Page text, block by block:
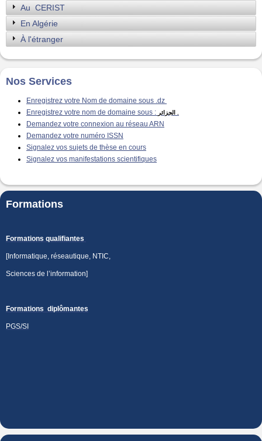
Au CERIST
En Algérie
À l'étranger
Nos Services
Enregistrez votre Nom de domaine sous .dz
Enregistrez votre nom de domaine sous : الجزائر
Demandez votre connexion au réseau ARN
Demandez votre numéro ISSN
Signalez vos sujets de thèse en cours
Signalez vos manifestations scientifiques
Formations
Formations qualifiantes
[Informatique, réseautique, NTIC,
Sciences de l’information]
Formations diplômantes
PGS/SI